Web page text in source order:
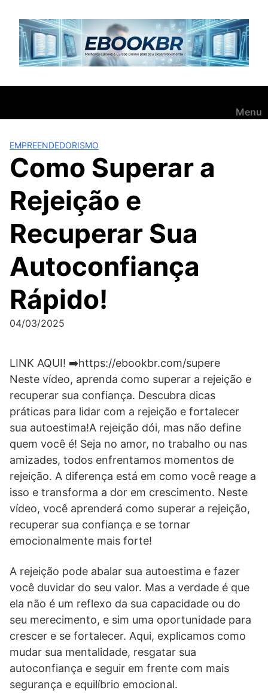
para
conteúdo
Menu
EMPREENDEDORISMO
Como Superar a
Rejeição e
Recuperar Sua
Autoconfiança
Rápido!
04/03/2025
LINK AQUI! ➡️https://ebookbr.com/supere
Neste vídeo, aprenda como superar a rejeição e
recuperar sua confiança. Descubra dicas
práticas para lidar com a rejeição e fortalecer
sua autoestima!A rejeição dói, mas não define
quem você é! Seja no amor, no trabalho ou nas
amizades, todos enfrentamos momentos de
rejeição. A diferença está em como você reage a
isso e transforma a dor em crescimento. Neste
vídeo, você aprenderá como superar a rejeição,
recuperar sua confiança e se tornar
emocionalmente mais forte!
A rejeição pode abalar sua autoestima e fazer
você duvidar do seu valor. Mas a verdade é que
ela não é um reflexo da sua capacidade ou do
seu merecimento, e sim uma oportunidade para
crescer e se fortalecer. Aqui, explicamos como
mudar sua mentalidade, resgatar sua
autoconfiança e seguir em frente com mais
segurança e equilíbrio emocional.